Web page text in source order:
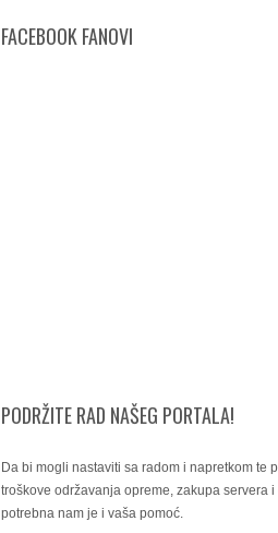
FACEBOOK FANOVI
PODRŽITE RAD NAŠEG PORTALA!
Da bi mogli nastaviti sa radom i napretkom te
troškove održavanja opreme, zakupa servera i
potrebna nam je i vaša pomoć.